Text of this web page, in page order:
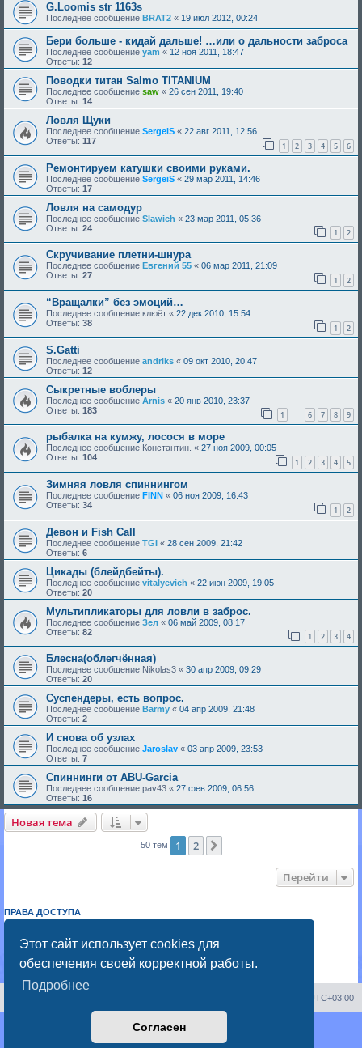
Этот сайт использует cookies для
обеспечения своей корректной работы.
Подробнее
Согласен
G.Loomis str 1163s
Последнее сообщение BRAT2 « 19 июл 2012, 00:24
Бери больше - кидай дальше! …или о дальности заброса
Последнее сообщение yam « 12 ноя 2011, 18:47
Ответы: 12
Поводки титан Salmo TITANIUM
Последнее сообщение saw « 26 сен 2011, 19:40
Ответы: 14
Ловля Щуки
Последнее сообщение SergeiS « 22 авг 2011, 12:56
Ответы: 117 1 2 3 4 5 6
Ремонтируем катушки своими руками.
Последнее сообщение SergeiS « 29 мар 2011, 14:46
Ответы: 17
Ловля на самодур
Последнее сообщение Slawich « 23 мар 2011, 05:36
Ответы: 24 1 2
Скручивание плетни-шнура
Последнее сообщение Евгений 55 « 06 мар 2011, 21:09
Ответы: 27 1 2
“Вращалки” без эмоций…
Последнее сообщение клюёт « 22 дек 2010, 15:54
Ответы: 38 1 2
S.Gatti
Последнее сообщение andriks « 09 окт 2010, 20:47
Ответы: 12
Сыкретные воблеры
Последнее сообщение Arnis « 20 янв 2010, 23:37
Ответы: 183 1 6 7 8 9
рыбалка на кумжу, лосося в море
Последнее сообщение Константин. « 27 ноя 2009, 00:05
Ответы: 104 1 2 3 4 5
Зимняя ловля спиннингом
Последнее сообщение FINN « 06 ноя 2009, 16:43
Ответы: 34 1 2
Девон и Fish Call
Последнее сообщение TGI « 28 сен 2009, 21:42
Ответы: 6
Цикады (блейдбейты).
Последнее сообщение vitalyevich « 22 июн 2009, 19:05
Ответы: 20
Мультипликаторы для ловли в заброс.
Последнее сообщение Зел « 06 май 2009, 08:17
Ответы: 82 1 2 3 4
Блесна(облегчённая)
Последнее сообщение Nikolas3 « 30 апр 2009, 09:29
Ответы: 20
Суспендеры, есть вопрос.
Последнее сообщение Barmy « 04 апр 2009, 21:48
Ответы: 2
И снова об узлах
Последнее сообщение Jaroslav « 03 апр 2009, 23:53
Ответы: 7
Спиннинги от ABU-Garcia
Последнее сообщение pav43 « 27 фев 2009, 06:56
Ответы: 16
Новая тема
50 тем 1 2
Перейти
ПРАВА ДОСТУПА
не можете
отвечать на сообщения
не можетередактировать свои сообщения
не можетеудалять свои сообщения
UTC+03:00
Создано на основеphpBB® Forum Software © phpBB Limited
Русская поддержка phpBB